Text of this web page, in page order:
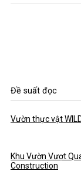
Đề suất đọc
Vườn thực vật
Khu Vườn Vượt
Construction